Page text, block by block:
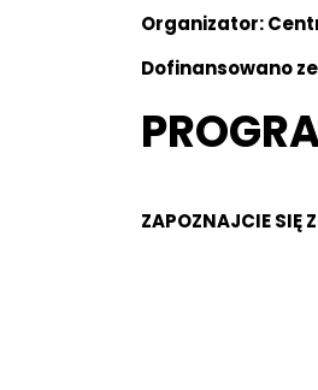
Organizator:
Dofinansowano
ZAPOZNAJCIE SIĘ